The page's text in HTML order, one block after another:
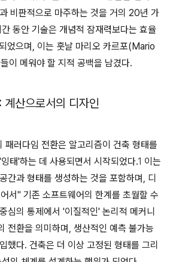
비판적으로 마주하는 것을 거의 20년 가
동안 기술은 개념적 잠재력보다는 효율
었으며, 이는 훗날 마리오 카르포(Mario
이 메워야 할 지적 공백을 남겼다.
산으로서의 디자인
패러다임 전환은 알고리즘이 건축 형태를
태'하는 데 사용되면서 시작되었다.1 이는
간과 형태를 생성하는 것을 포함하며, 디
서" 기존 소프트웨어의 한계를 초월할 수
심의 통제에서 '이질적인' 논리적 메커니
전환을 의미하며, 생산적인 예측 불가능
했다. 건축은 더 이상 고정된 형태를 그리